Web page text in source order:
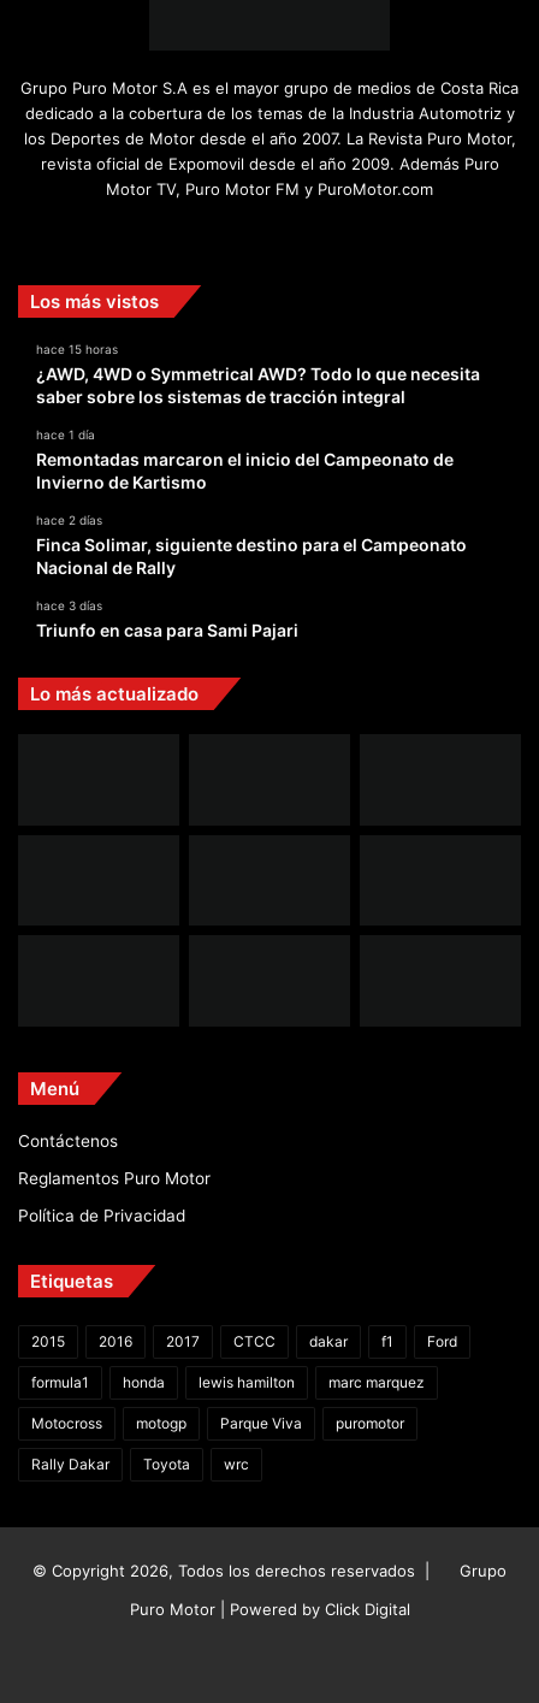
Grupo Puro Motor S.A es el mayor grupo de medios de Costa Rica
dedicado a la cobertura de los temas de la Industria Automotriz y
los Deportes de Motor desde el año 2007. La Revista Puro Motor,
revista oficial de Expomovil desde el año 2009. Además Puro
Motor TV, Puro Motor FM y PuroMotor.com
Los más vistos
hace 15 horas
¿AWD, 4WD o Symmetrical AWD? Todo lo que necesita
saber sobre los sistemas de tracción integral
hace 1 día
Remontadas marcaron el inicio del Campeonato de
Invierno de Kartismo
hace 2 días
Finca Solimar, siguiente destino para el Campeonato
Nacional de Rally
hace 3 días
Triunfo en casa para Sami Pajari
Lo más actualizado
Menú
Contáctenos
Reglamentos Puro Motor
Política de Privacidad
Etiquetas
2015 2016 2017 CTCC dakar f1 Ford
formula1 honda lewis hamilton marc marquez
Motocross motogp Parque Viva puromotor
Rally Dakar Toyota wrc
© Copyright 2026, Todos los derechos reservados |
Grupo
Puro Motor | Powered by Click Digital